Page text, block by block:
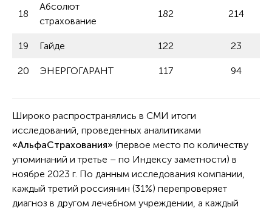
18
Абсолют
страхование
182 214
19 Гайде 122 23
20 ЭНЕРГОГАРАНТ 117 94
Широко распространялись в СМИ итоги
исследований, проведенных аналитиками
«АльфаСтрахования» (первое место по количеству
упоминаний и третье – по Индексу заметности) в
ноябре 2023 г. По данным исследования компании,
каждый третий россиянин (31%) перепроверяет
диагноз в другом лечебном учреждении, а каждый